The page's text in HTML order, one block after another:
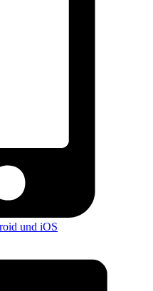
und iOS